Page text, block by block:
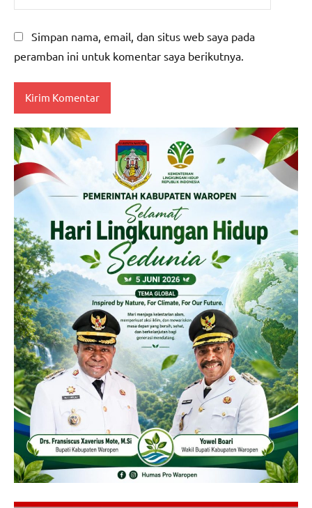
Simpan nama, email, dan situs web saya pada
peramban ini untuk komentar saya berikutnya.